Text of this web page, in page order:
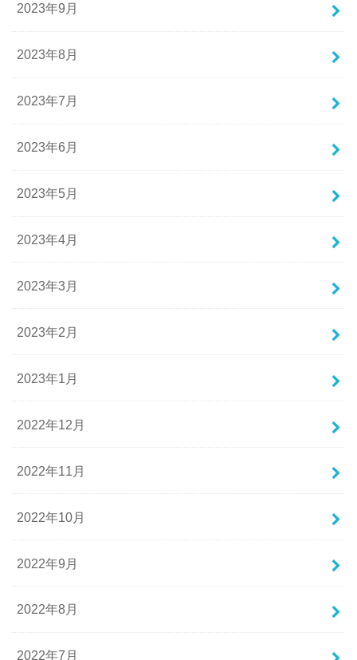
2023年9月
2023年8月
2023年7月
2023年6月
2023年5月
2023年4月
2023年3月
2023年2月
2023年1月
2022年12月
2022年11月
2022年10月
2022年9月
2022年8月
2022年7月